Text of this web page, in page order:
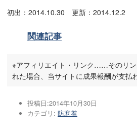
初出：2014.10.30 更新：2014.12.2
関連記事
※アフィリエイト・リンク……そのリン
れた場合、当サイトに成果報酬が支払
投稿日:2014年10月30日
カテゴリ: 防寒着